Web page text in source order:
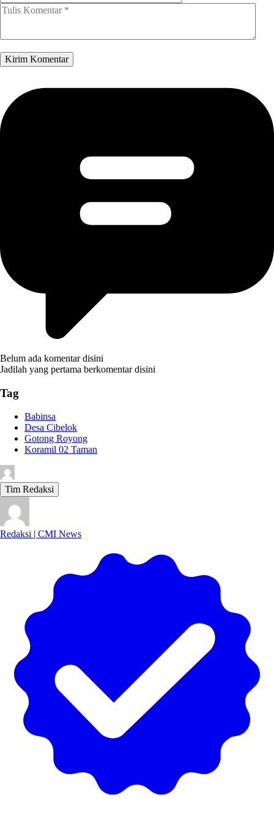
Belum ada komentar disini
Jadilah yang pertama berkomentar disini
Tag
Babinsa
Desa Cibelok
Gotong Royong
Koramil 02 Taman
Tim Redaksi
Redaksi | CMI News